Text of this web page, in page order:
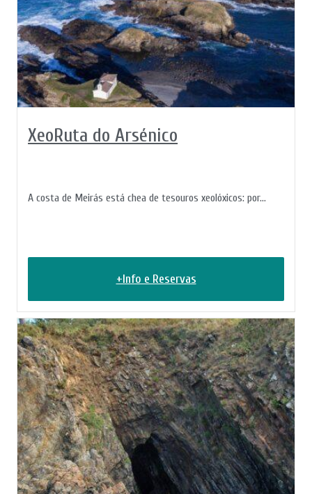
XeoRuta do Arsénico
A costa de Meirás está chea de tesouros xeolóxicos: por...
+Info e Reservas